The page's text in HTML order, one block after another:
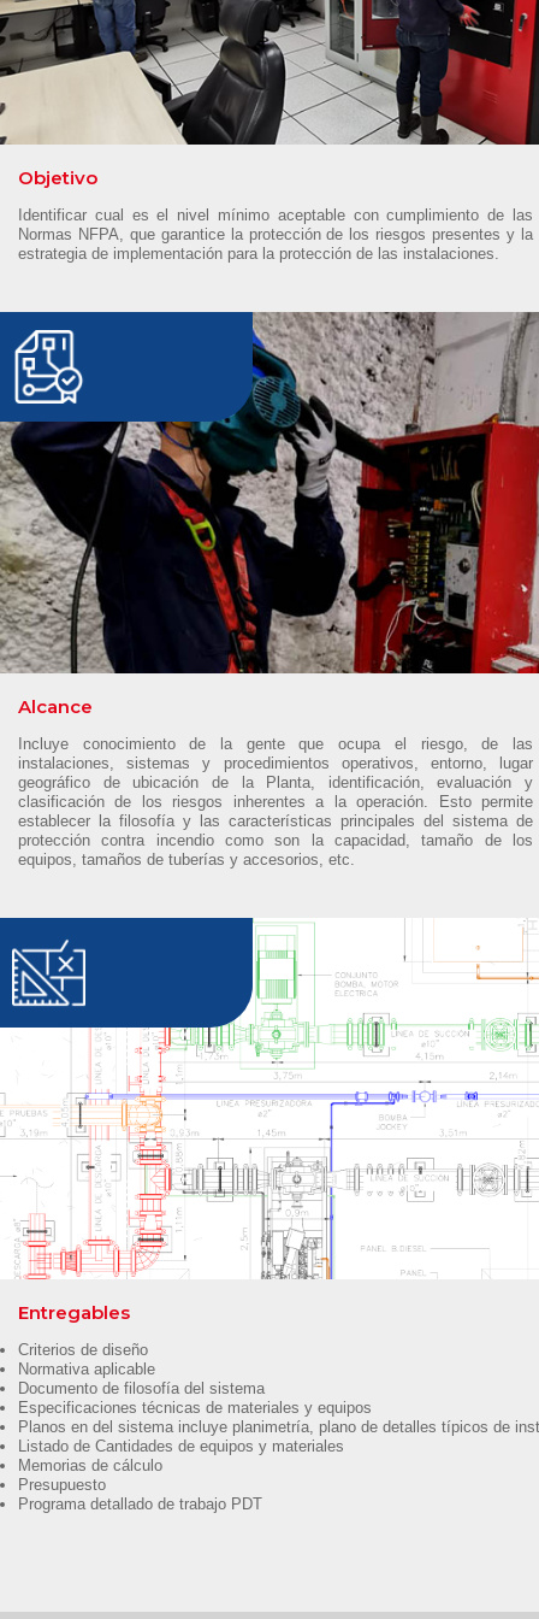
Objetivo
Identificar cual es el nivel mínimo aceptable con cumplimiento de las
Normas NFPA, que garantice la protección de los riesgos presentes y la
estrategia de implementación para la protección de las instalaciones.
Alcance
Incluye conocimiento de la gente que ocupa el riesgo, de las
instalaciones, sistemas y procedimientos operativos, entorno, lugar
geográfico de ubicación de la Planta, identificación, evaluación y
clasificación de los riesgos inherentes a la operación. Esto permite
establecer la filosofía y las características principales del sistema de
protección contra incendio como son la capacidad, tamaño de los
equipos, tamaños de tuberías y accesorios, etc.
Entregables
Criterios de diseño
Normativa aplicable
Documento de filosofía del sistema
Especificaciones técnicas de materiales y equipos
Planos en del sistema incluye planimetría, plano de detalles típicos de
Listado de Cantidades de equipos y materiales
Memorias de cálculo
Presupuesto
Programa detallado de trabajo PDT